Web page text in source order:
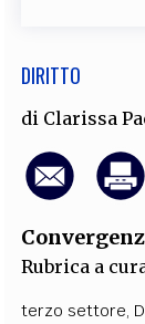
DIRITTO
di Clarissa
Rubrica a
terzo settore,